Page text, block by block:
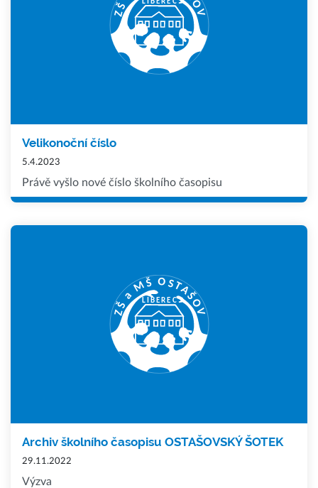
Velikonoční číslo
5.4.2023
Právě vyšlo nové číslo školního časopisu
Archiv školního časopisu OSTAŠOVSKÝ ŠOTEK
29.11.2022
Výzva